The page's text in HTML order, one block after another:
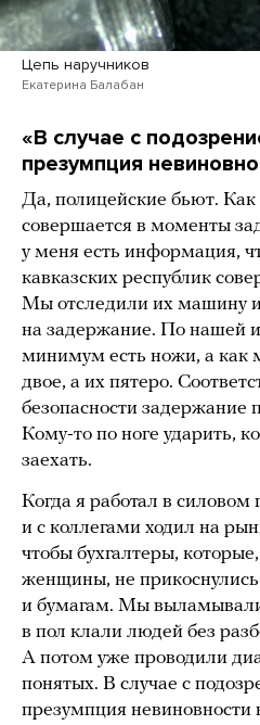
Цепь наручников
Екатерина Балабан
«В случае с
презумпция
Да, полицейские бьют. Как
совершается в моменты
у меня есть информация,
кавказских республик
Мы отследили их машину
на задержание. По нашей
минимум есть ножи, а как
двое, а их пятеро.
безопасности задержание
Кому-то по ноге ударить,
заехать.
Когда я работал в силовом
и с коллегами ходил на
чтобы бухгалтеры,
женщины, не
и бумагам. Мы
в пол клали людей без
А потом уже проводили
понятых. В случае с
презумпция невиновности